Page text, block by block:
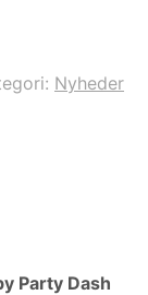
Nyheder
Party Dash